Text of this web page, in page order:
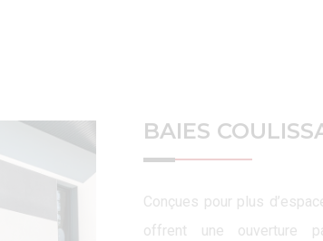
BAIES
Conçues pour plus
offrent une ouverture